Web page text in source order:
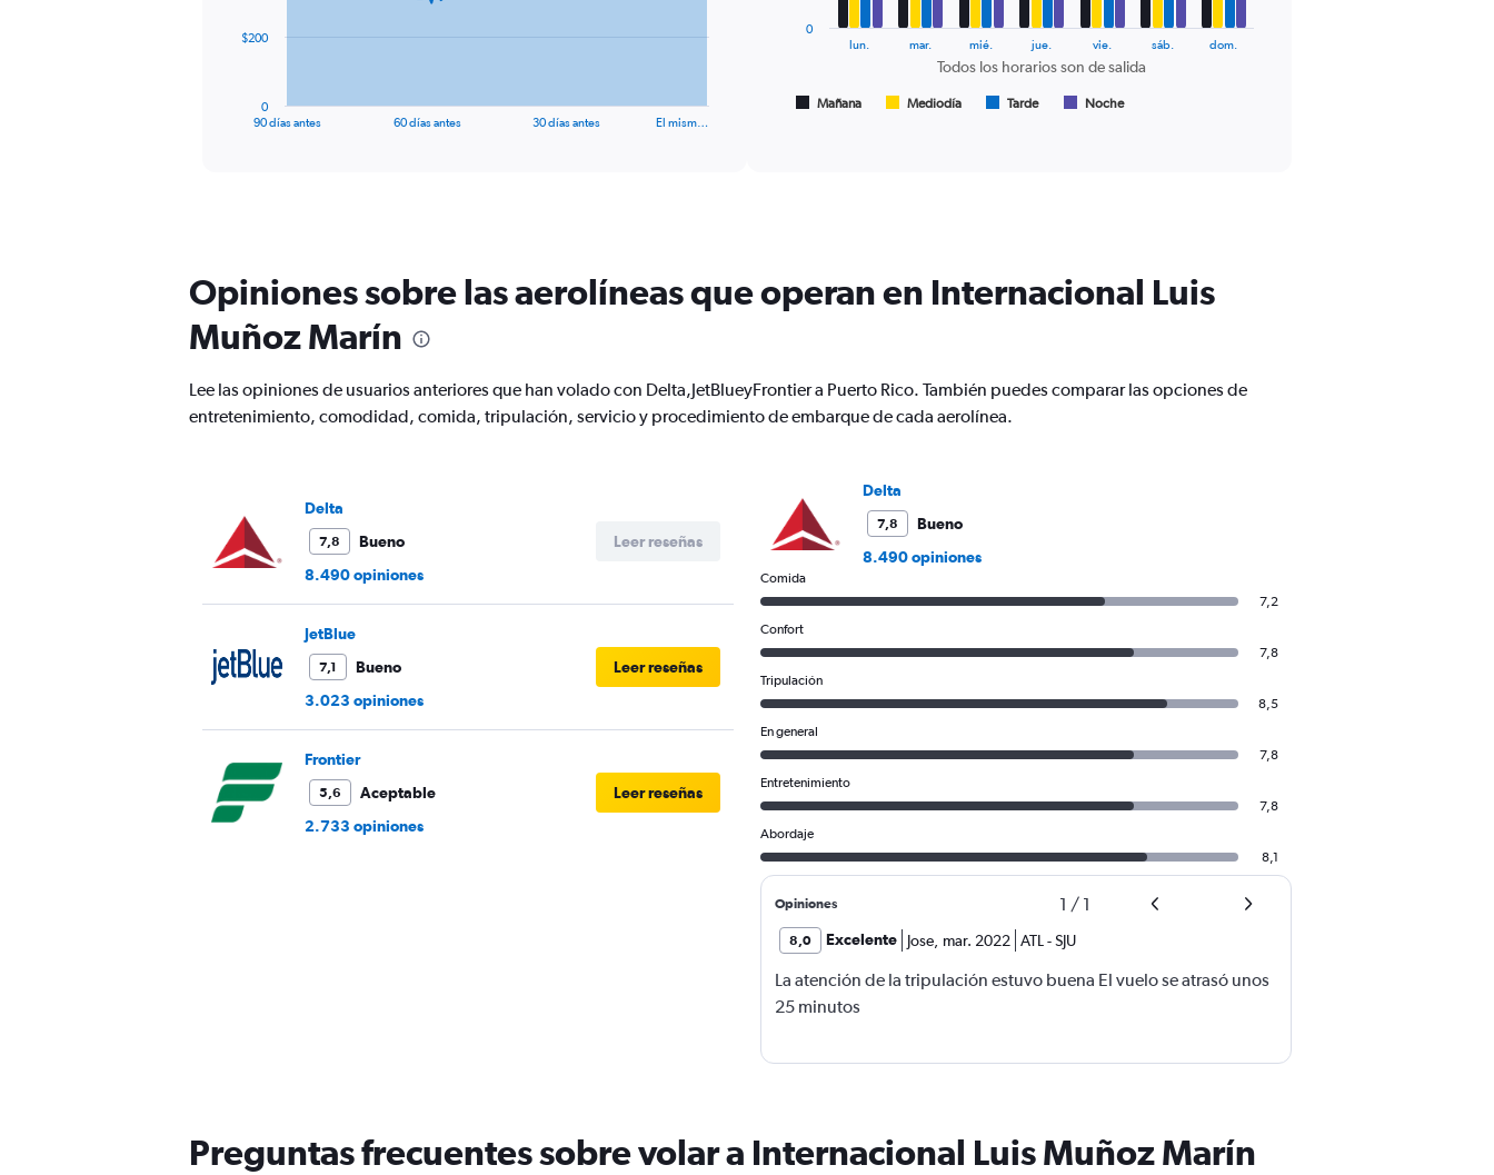
The
chart
has
1
Y
displaying
values.
90 días antes 60 días antes 30 días antes El mism…
0
$200
salida.
Range:
The
chart
has
displaying
values.
Range:
600.
Todos los horarios son de salida
Mañana Mediodía Tarde Noche
lun. mar. mié. jue. vie. sáb. dom.
0
Opiniones sobre las aerolíneas que operan en Internacional Luis
Muñoz Marín
Lee las opiniones de usuarios anteriores que han volado con Delta,JetBlueyFrontier a Puerto Rico. También puedes comparar las opciones de
entretenimiento, comodidad, comida, tripulación, servicio y procedimiento de embarque de cada aerolínea.
Delta
7,8
Bueno
8.490 opiniones
Leer reseñas
JetBlue
7,1
Bueno
3.023 opiniones
Leer reseñas
Frontier
5,6
Aceptable
2.733 opiniones
Leer reseñas
Delta
7,8
Bueno
8.490 opiniones
Comida
7,2
Confort
7,8
Tripulación
8,5
En general
7,8
Entretenimiento
7,8
Abordaje
8,1
Opiniones 1 / 1
8,0 Excelente Jose mar. 2022 ATL -SJU
La atención de la tripulación estuvo buena El vuelo se atrasó unos
25 minutos
Preguntas frecuentes sobre volar a Internacional Luis Muñoz Marín